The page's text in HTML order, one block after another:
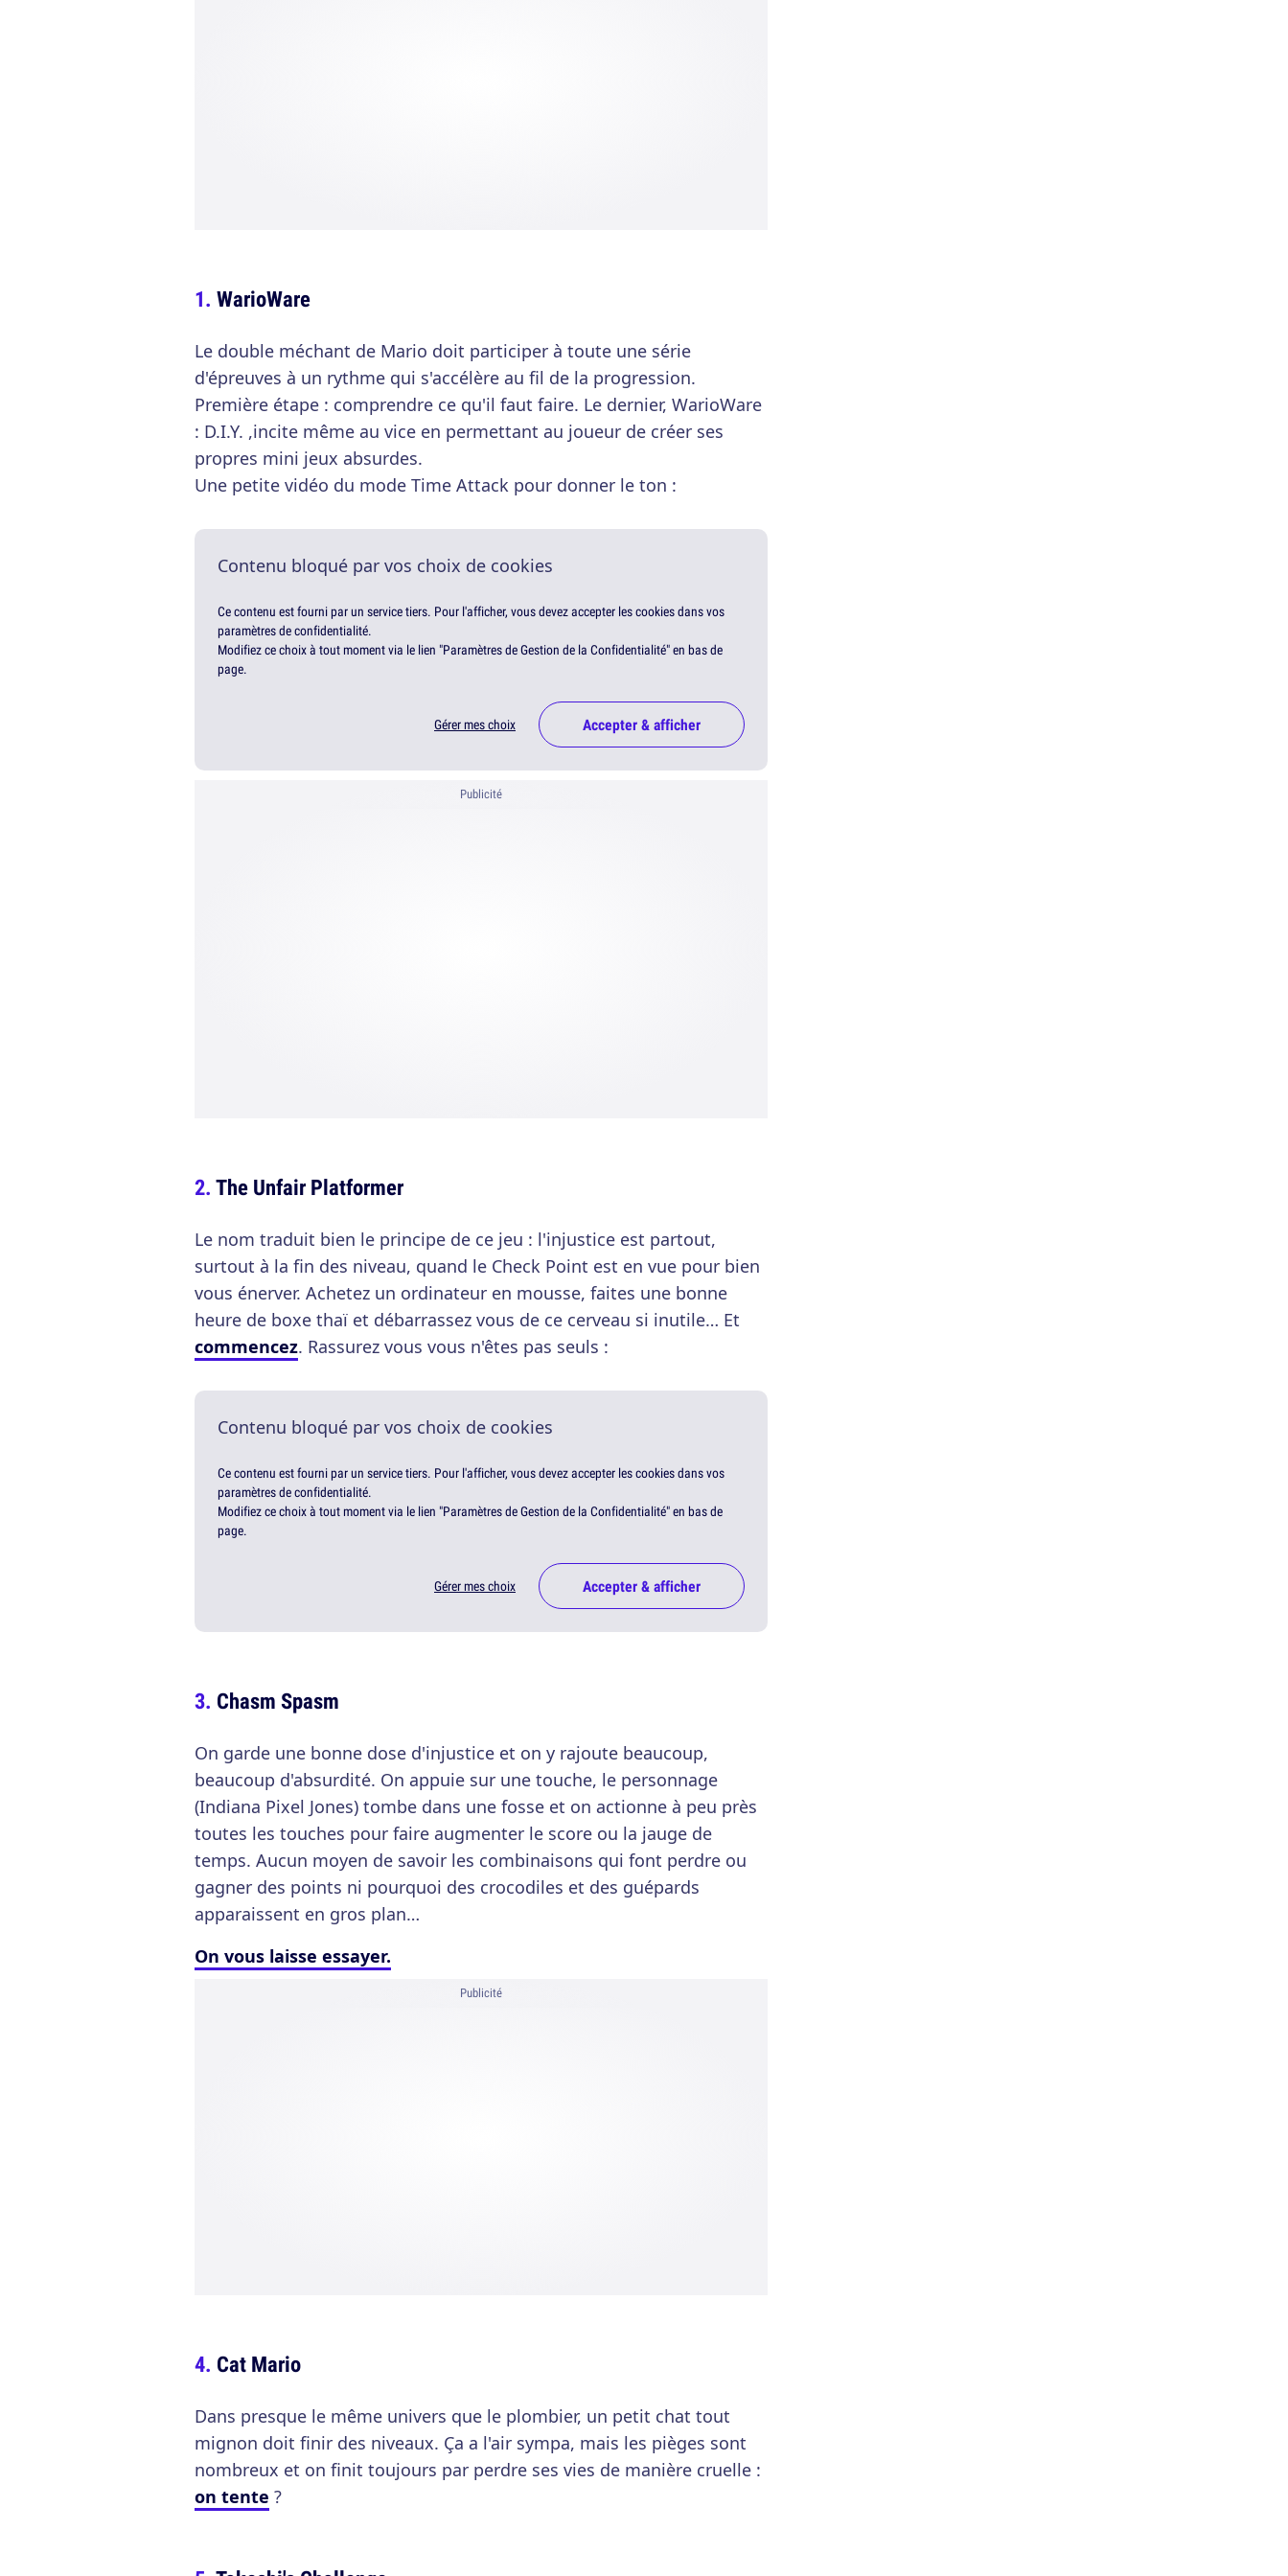
WarioWare
Le double méchant de Mario doit participer à toute une série
d'épreuves à un rythme qui s'accélère au fil de la progression.
Première étape : comprendre ce qu'il faut faire. Le dernier, WarioWare
: D.I.Y. ,incite même au vice en permettant au joueur de créer ses
propres mini jeux absurdes.
Une petite vidéo du mode Time Attack pour donner le ton :
Contenu bloqué par vos choix de cookies
Ce contenu est fourni par un service tiers. Pour l'afficher, vous devez accepter les cookies dans vos
paramètres de confidentialité.
Modifiez ce choix à tout moment via le lien "Paramètres de Gestion de la Confidentialité" en bas de
page.
Gérer mes choix Accepter & afficher
Publicité
The Unfair Platformer
Le nom traduit bien le principe de ce jeu : l'injustice est partout,
surtout à la fin des niveau, quand le Check Point est en vue pour bien
vous énerver. Achetez un ordinateur en mousse, faites une bonne
heure de boxe thaï et débarrassez vous de ce cerveau si inutile… Et
commencez. Rassurez vous vous n'êtes pas seuls :
Contenu bloqué par vos choix de cookies
Ce contenu est fourni par un service tiers. Pour l'afficher, vous devez accepter les cookies dans vos
paramètres de confidentialité.
Modifiez ce choix à tout moment via le lien "Paramètres de Gestion de la Confidentialité" en bas de
page.
Gérer mes choix Accepter & afficher
Chasm Spasm
On garde une bonne dose d'injustice et on y rajoute beaucoup,
beaucoup d'absurdité. On appuie sur une touche, le personnage
(Indiana Pixel Jones) tombe dans une fosse et on actionne à peu près
toutes les touches pour faire augmenter le score ou la jauge de
temps. Aucun moyen de savoir les combinaisons qui font perdre ou
gagner des points ni pourquoi des crocodiles et des guépards
apparaissent en gros plan…
On vous laisse essayer.
Publicité
Cat Mario
Dans presque le même univers que le plombier, un petit chat tout
mignon doit finir des niveaux. Ça a l'air sympa, mais les pièges sont
nombreux et on finit toujours par perdre ses vies de manière cruelle :
on tente ?